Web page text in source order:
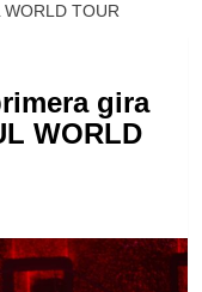
WORLD TOUR
gira
WORLD